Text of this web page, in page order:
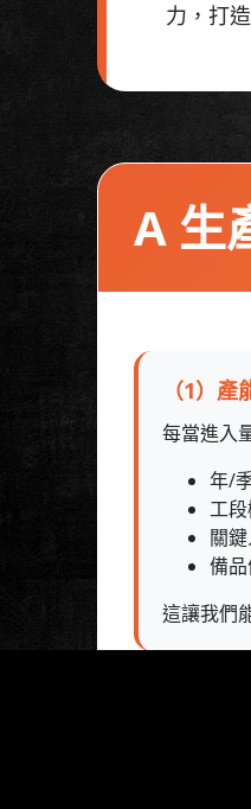
力，打
A 生
（1）
每當進入
年/
工
關
備品
這讓我們